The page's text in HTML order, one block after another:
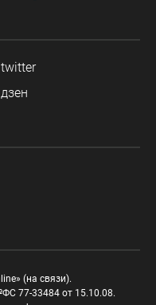
twitter
дзен
(на связи).
77-33484 от 15.10.08.